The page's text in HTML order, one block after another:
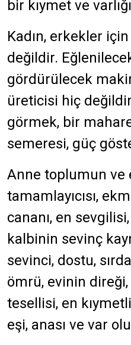
bir kıymet ve
Kadın, erkekler
değildir.
gördürülecek
üreticisi hiç
görmek, bir
semeresi, güç
Anne toplumun ve
tamamlayıcısı,
cananı, en
kalbinin sevinç
sevinci, dostu,
ömrü, evinin direği,
tesellisi, en
eşi, anası ve var